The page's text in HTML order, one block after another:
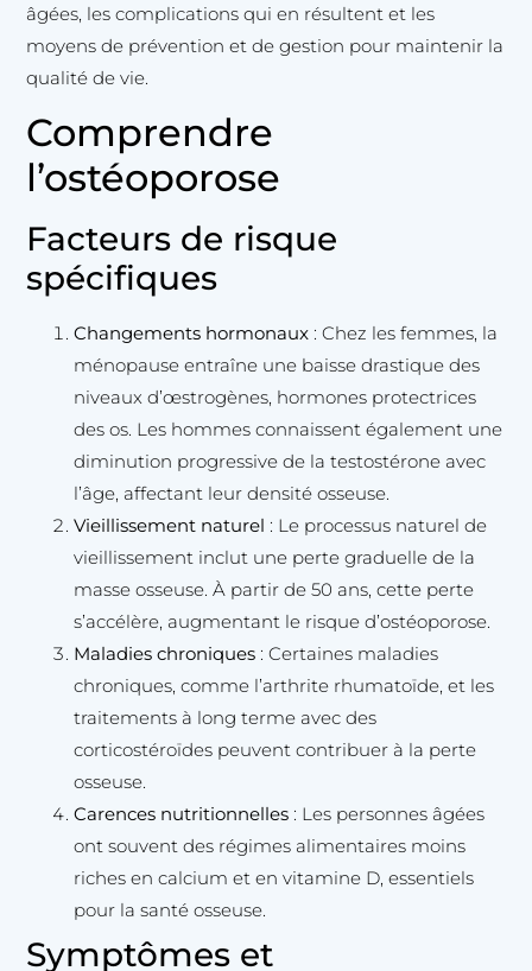
âgées, les complications qui en résultent et les
moyens de prévention et de gestion pour maintenir la
qualité de vie.
Comprendre
l’ostéoporose
Facteurs de risque
spécifiques
Changements hormonaux : Chez les femmes, la
ménopause entraîne une baisse drastique des
niveaux d’œstrogènes, hormones protectrices
des os. Les hommes connaissent également une
diminution progressive de la testostérone avec
l’âge, affectant leur densité osseuse.
Vieillissement naturel : Le processus naturel de
vieillissement inclut une perte graduelle de la
masse osseuse. À partir de 50 ans, cette perte
s’accélère, augmentant le risque d’ostéoporose.
Maladies chroniques : Certaines maladies
chroniques, comme l’arthrite rhumatoïde, et les
traitements à long terme avec des
corticostéroïdes peuvent contribuer à la perte
osseuse.
Carences nutritionnelles : Les personnes âgées
ont souvent des régimes alimentaires moins
riches en calcium et en vitamine D, essentiels
pour la santé osseuse.
Symptômes et